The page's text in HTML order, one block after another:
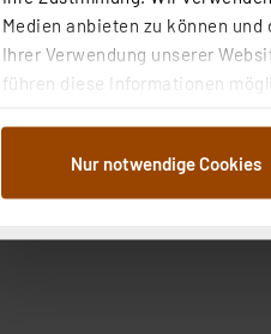
Medien anbieten zu können
Ihrer Verwendung unserer
führen diese Informationen
Weiterverarbeitung für die
Abs.1a DSG-VO) zu. Eine
Nur notwendige Cookies